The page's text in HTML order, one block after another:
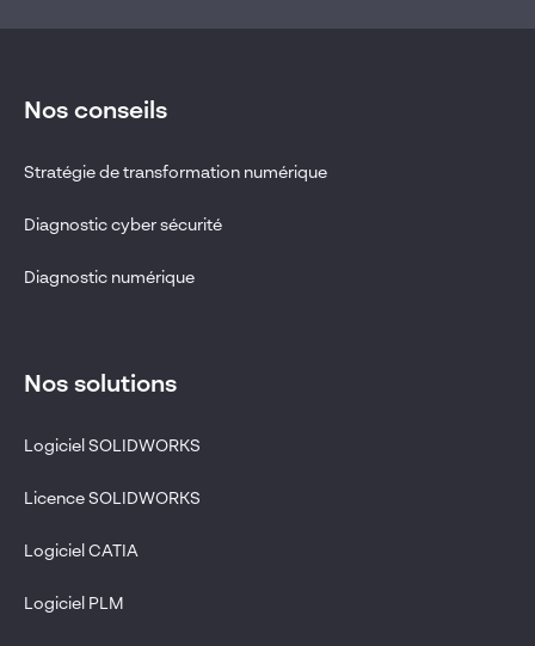
Nos conseils
Stratégie de transformation numérique
Diagnostic cyber sécurité
Diagnostic numérique
Nos solutions
Logiciel SOLIDWORKS
Licence SOLIDWORKS
Logiciel CATIA
Logiciel PLM